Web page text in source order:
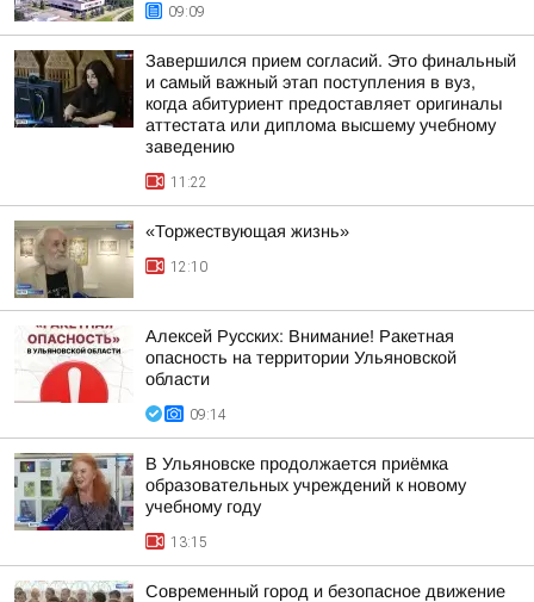
09:09
Завершился прием согласий. Это финальный
и самый важный этап поступления в вуз,
когда абитуриент предоставляет оригиналы
аттестата или диплома высшему учебному
заведению
11:22
«Торжествующая жизнь»
12:10
Алексей Русских: Внимание! Ракетная
опасность на территории Ульяновской
области
09:14
В Ульяновске продолжается приёмка
образовательных учреждений к новому
учебному году
13:15
Современный город и безопасное движение